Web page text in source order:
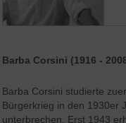
Barba Corsini (1916 -
Barba Corsini studierte
Bürgerkrieg in den 1930er
unterbrechen. Erst 1943